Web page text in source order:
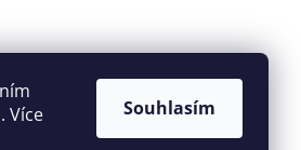
Více
Souhlasím